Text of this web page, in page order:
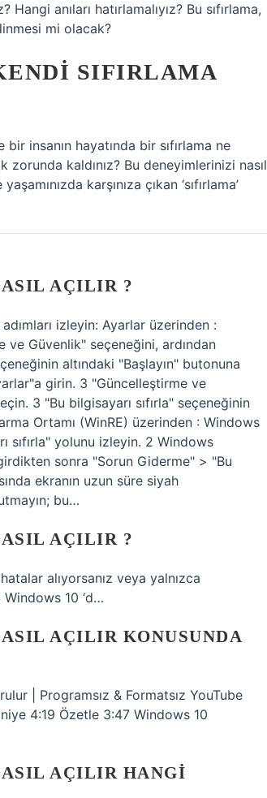
anıları hatırlamalıyız? Bu sıfırlama,
mi olacak?
SIFIRLAMA
insanın hayatında bir sıfırlama ne
zorunda kaldınız? Bu deneyimlerinizi nasıl
karşınıza çıkan ‘sıfırlama’
AÇILIR ?
adımları izleyin: Ayarlar üzerinden :
ve Güvenlik" seçeneğini, ardından
altındaki "Başlayın" butonuna
girin. 3 "Güncelleştirme ve
3 "Bu bilgisayarı sıfırla" seçeneğinin
Ortamı (WinRE) üzerinden : Windows
sıfırla" yolunu izleyin. 2 Windows
sonra "Sorun Giderme" > "Bu
ekranın uzun süre siyah
bu…
AÇILIR ?
alıyorsanız veya yalnızca
Windows 10 ‘d…
AÇILIR KONUSUNDA
| Programsız & Formatsız YouTube
4:19 Özetle 3:47 Windows 10
AÇILIR HANGI